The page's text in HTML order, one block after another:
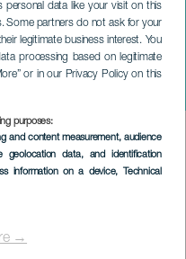
data like your visit on this
Some partners do not ask for your
legitimate business interest. You
processing based on legitimate
or in our Privacy Policy on this
purposes:
and content measurement, audience
geolocation data, and identification
information on a device, Technical
→
Konzert -
Más